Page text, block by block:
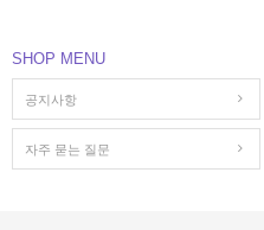
SHOP MENU
공지사항
자주 묻는 질문